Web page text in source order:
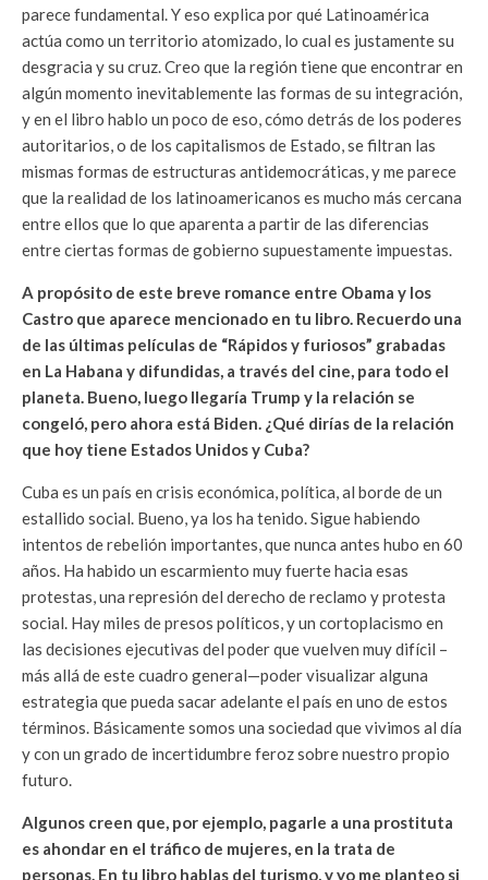
parece fundamental. Y eso explica por qué Latinoamérica
actúa como un territorio atomizado, lo cual es justamente su
desgracia y su cruz. Creo que la región tiene que encontrar en
algún momento inevitablemente las formas de su integración,
y en el libro hablo un poco de eso, cómo detrás de los poderes
autoritarios, o de los capitalismos de Estado, se filtran las
mismas formas de estructuras antidemocráticas, y me parece
que la realidad de los latinoamericanos es mucho más cercana
entre ellos que lo que aparenta a partir de las diferencias
entre ciertas formas de gobierno supuestamente impuestas.
A propósito de este breve romance entre Obama y los
Castro que aparece mencionado en tu libro. Recuerdo una
de las últimas películas de “Rápidos y furiosos” grabadas
en La Habana y difundidas, a través del cine, para todo el
planeta. Bueno, luego llegaría Trump y la relación se
congeló, pero ahora está Biden. ¿Qué dirías de la relación
que hoy tiene Estados Unidos y Cuba?
Cuba es un país en crisis económica, política, al borde de un
estallido social. Bueno, ya los ha tenido. Sigue habiendo
intentos de rebelión importantes, que nunca antes hubo en 60
años. Ha habido un escarmiento muy fuerte hacia esas
protestas, una represión del derecho de reclamo y protesta
social. Hay miles de presos políticos, y un cortoplacismo en
las decisiones ejecutivas del poder que vuelven muy difícil –
más allá de este cuadro general—poder visualizar alguna
estrategia que pueda sacar adelante el país en uno de estos
términos. Básicamente somos una sociedad que vivimos al día
y con un grado de incertidumbre feroz sobre nuestro propio
futuro.
Algunos creen que, por ejemplo, pagarle a una prostituta
es ahondar en el tráfico de mujeres, en la trata de
personas. En tu libro hablas del turismo, y yo me planteo si